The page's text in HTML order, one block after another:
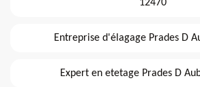
12470
Entreprise d'élagage Prades D
Expert en etetage Prades D